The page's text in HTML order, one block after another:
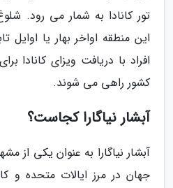
تور کانادا به شمار می رود.
این منطقه اواخر بهار یا
افراد با دریافت ویزای کانادا
کشور راهی می شوند.
آبشار نیاگارا کجاست؟
آبشار نیاگارا به عنوان یکی از
جهان در مرز ایالات متحده و